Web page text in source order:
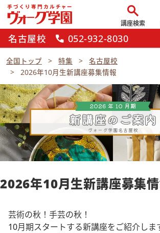
search
講座検索
名古屋校 call 052-932-8030
全国トップ 特集
名古屋校
2026年10月生新講座募集情報
2026年10月生新講座募集
芸術の秋！手芸の秋！
10月期スタートする新講座をご紹介しま